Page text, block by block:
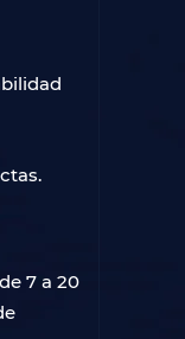
7 a 20